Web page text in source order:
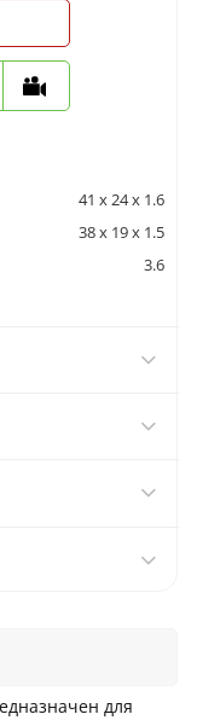
41 x 24 x 1.6
38 x 19 x 1.5
3.6
для